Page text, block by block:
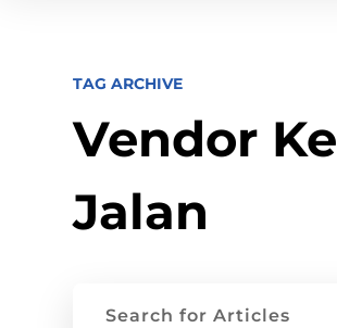
TAG ARCHIVE
Vendor
Jalan